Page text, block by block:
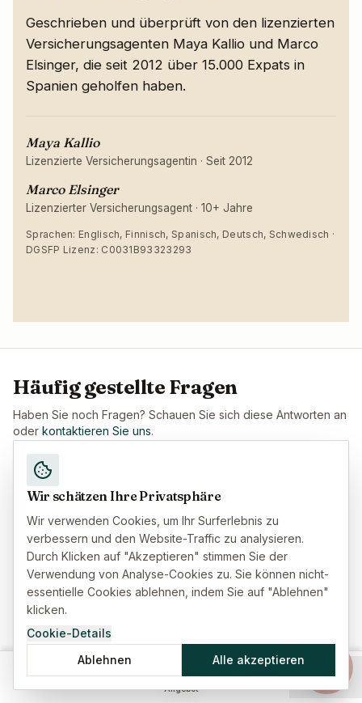
Geschrieben und überprüft von den lizenzierten
Versicherungsagenten Maya Kallio und Marco
Elsinger, die seit 2012 über 15.000 Expats in
Spanien geholfen haben.
Maya Kallio
Lizenzierte Versicherungsagentin · Seit 2012
Marco Elsinger
Lizenzierter Versicherungsagent · 10+ Jahre
Sprachen: Englisch, Finnisch, Spanisch, Deutsch, Schwedisch ·
DGSFP Lizenz: C0031B93323293
Häufig gestellte Fragen
Haben Sie noch Fragen? Schauen Sie sich diese Antworten an
oder kontaktieren Sie uns.
Was kostet eine Lebensversicherung über
180.000 € in Spanien?
Das hängt stark vom Alter ab. In echten
Angeboten für 180.000 € reinen
Todesfallschutz (vida riesgo,
Standardgesundheit): Ein Mann mit 30 zahlt
rund 90 €/Jahr, eine Frau mit 45 rund 384
€/Jahr (32 €/Monat) und ein Mann mit 55
rund 1.037 €/Jahr (86 €/Monat). Der Zusatz
für dauerhafte Invalidität erhöht jeden Wert
Angebot
Wir schätzen Ihre Privatsphäre
Wir verwenden Cookies, um Ihr Surferlebnis zu
verbessern und den Website-Traffic zu analysieren.
Durch Klicken auf "Akzeptieren" stimmen Sie der
Verwendung von Analyse-Cookies zu. Sie können nicht-
essentielle Cookies ablehnen, indem Sie auf "Ablehnen"
klicken.
Cookie-Details
Ablehnen
Alle akzeptieren